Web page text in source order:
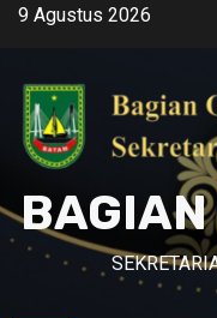
Skip9 Agustus 2026